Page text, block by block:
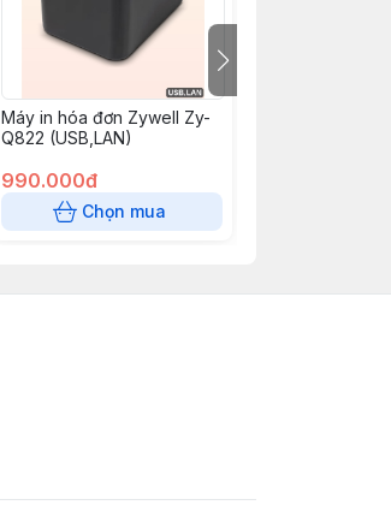
Máy in hóa đơn Zywell Zy-
Q822 (USB,LAN)
990.000đ
Chọn mua